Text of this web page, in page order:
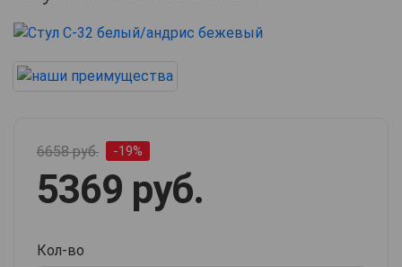
6658 руб. -19%
5369 руб.
Кол-во